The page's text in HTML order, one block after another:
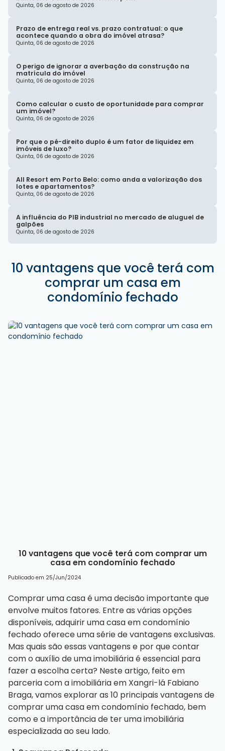
Quinta, 06 de agosto de 2026
Prazo de entrega real vs. prazo contratual: o que
acontece quando a obra do imóvel atrasa?
Quinta, 06 de agosto de 2026
O perigo de ignorar a averbação da construção na
matrícula do imóvel
Quinta, 06 de agosto de 2026
Como calcular o custo de oportunidade para comprar
um imóvel?
Quinta, 06 de agosto de 2026
Por que o pé-direito duplo é um fator de liquidez em
imóveis de luxo?
Quinta, 06 de agosto de 2026
All Resort em Porto Belo: como anda a valorização dos
lotes e apartamentos?
Quinta, 06 de agosto de 2026
A influência do PIB industrial no mercado de aluguel de
galpões
Quinta, 06 de agosto de 2026
10 vantagens que você terá com
comprar um casa em
condomínio fechado
10 vantagens que você terá com comprar um
casa em condomínio fechado
Publicado em 25/Jun/2024
Comprar uma casa é uma decisão importante que
envolve muitos fatores. Entre as várias opções
disponíveis, adquirir uma casa em condomínio
fechado oferece uma série de vantagens exclusivas.
Mas quais são essas vantagens e por que contar
com o auxílio de uma imobiliária é essencial para
fazer a escolha certa? Neste artigo, feito em
parceria com aimobiliária em Xangri-lá Fabiano
Braga, vamos explorar as 10 principais vantagens de
comprar uma casa em condomínio fechado, bem
como e a importância de ter uma imobiliária
especializada ao seu lado.